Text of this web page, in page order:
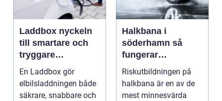
Laddbox nyckeln
till smartare och
tryggare
elbilsladdning
hemma
En Laddbox gör
elbilsladdningen både
säkrare, snabbare och
Halkbana i
söderhamn så
fungerar
riskutbildningen
och därför spelar
den roll
Riskutbildningen på
halkbana är en av de
mest minnesvärda